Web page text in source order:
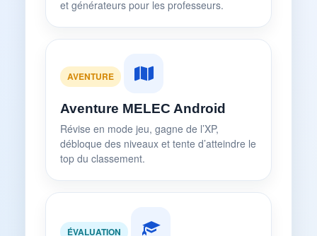
et générateurs pour les professeurs.
AVENTURE
Aventure MELEC Android
Révise en mode jeu, gagne de l’XP,
débloque des niveaux et tente d’atteindre le
top du classement.
ÉVALUATION